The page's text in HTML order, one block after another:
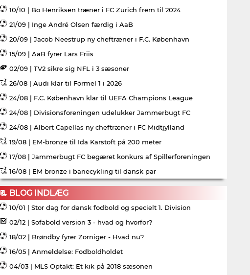
10/10 | Bo Henriksen træner i FC Zürich frem til 2024
21/09 | Inge André Olsen færdig i AaB
20/09 | Jacob Neestrup ny cheftræner i F.C. København
15/09 | AaB fyrer Lars Friis
02/09 | TV2 sikre sig NFL i 3 sæsoner
26/08 | Audi klar til Formel 1 i 2026
24/08 | F.C. København klar til UEFA Champions League
24/08 | Divisionsforeningen udelukker Jammerbugt FC
24/08 | Albert Capellas ny cheftræner i FC Midtjylland
19/08 | EM-bronze til Ida Karstoft på 200 meter
17/08 | Jammerbugt FC begæret konkurs af Spillerforeningen
16/08 | EM bronze i banecykling til dansk par
📃 BLOG INDLÆG
10/01 | Stor dag for dansk fodbold og specielt 1. Division
02/12 | Sofabold version 3 - hvad og hvorfor?
18/02 | Brøndby fyrer Zorniger - Hvad nu?
16/05 | Anmeldelse: Fodboldholdet
04/03 | MLS Optakt: Et kik på 2018 sæsonen